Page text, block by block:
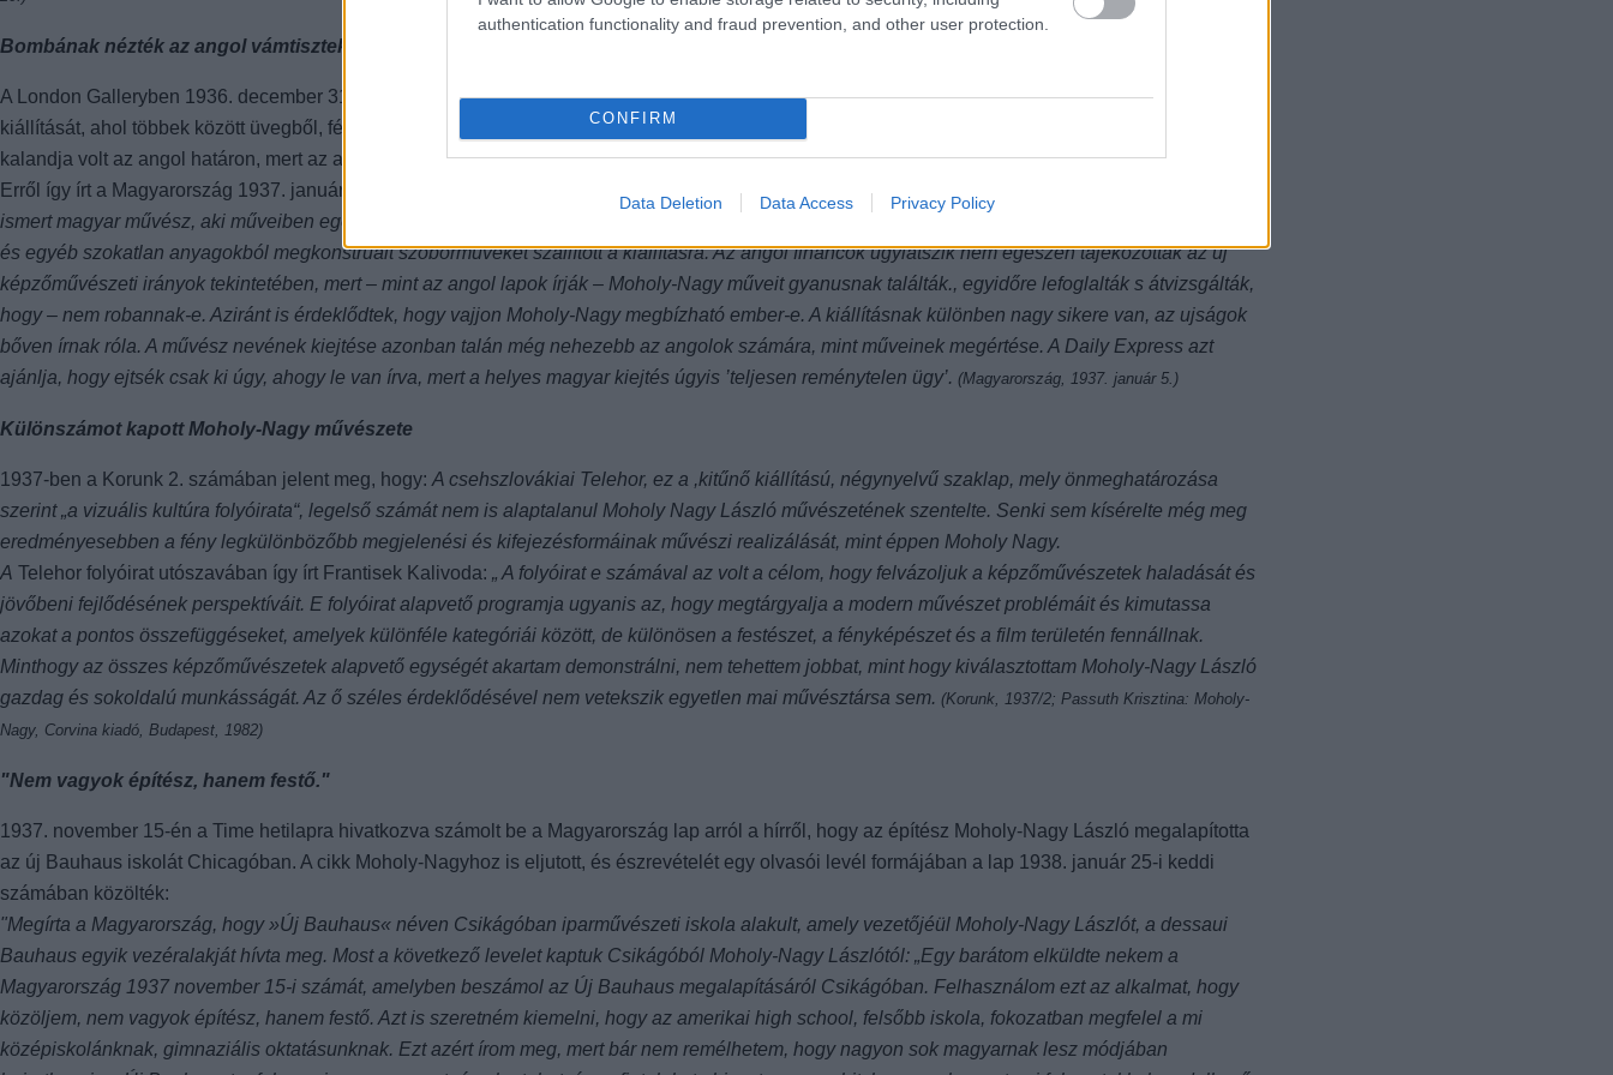
authentication functionality and fraud prevention, and other user protection.
CONFIRM
Data Deletion Data Access Privacy Policy
Bombának nézték az angol vámtisztek Moholy-Nagy műalkotásait
A London Galleryben 1936. december 31-én Walter Gropius nyitotta meg Moholy-Nagy László Paintings, Drawings, Constructionscímű
kiállítását, ahol többek között üvegből, fémlemezekből és egyéb anyagból készült szobrokat állítottak ki Londonban. A szobrok szállításával kisebb
kalandja volt az angol határon, mert az angol vámtisztek gyanúsnak találták a szobrokat.
Erről így írt a Magyarország 1937. január 5-i száma:
Egy magyar művész gyanús szobrai. Londonból jelentik: Moholy-Nagy László, a világszerte
ismert magyar művész, aki műveiben egészen új törekvéseket akar megvalósítani, kiállítást rendezett Londonban. Drótból, üvegből, fémlemezekből
és egyéb szokatlan anyagokból megkonstruált szoborműveket szállított a kiállításra. Az angol fináncok úgylátszik nem egészen tájékozottak az új
képzőművészeti irányok tekintetében, mert – mint az angol lapok írják – Moholy-Nagy műveit gyanusnak találták., egyidőre lefoglalták s átvizsgálták,
hogy – nem robannak-e. Aziránt is érdeklődtek, hogy vajjon Moholy-Nagy megbízható ember-e. A kiállításnak különben nagy sikere van, az ujságok
bőven írnak róla. A művész nevének kiejtése azonban talán még nehezebb az angolok számára, mint műveinek megértése. A Daily Express azt
ajánlja, hogy ejtsék csak ki úgy, ahogy le van írva, mert a helyes magyar kiejtés úgyis ’teljesen reménytelen ügy’. (Magyarország, 1937. január 5.)
Különszámot kapott Moholy-Nagy művészete
1937-ben a Korunk 2. számában jelent meg, hogy: A csehszlovákiai Telehor, ez a ,kitűnő kiállítású, négynyelvű szaklap, mely önmeghatározása
szerint „a vizuális kultúra folyóirata“, legelső számát nem is alaptalanul Moholy Nagy László művészetének szentelte. Senki sem kísérelte még meg
eredményesebben a fény legkülönbözőbb megjelenési és kifejezésformáinak művészi realizálását, mint éppen Moholy Nagy.
A Telehor folyóirat utószavában így írt Frantisek Kalivoda: „ A folyóirat e számával az volt a célom, hogy felvázoljuk a képzőművészetek haladását és
jövőbeni fejlődésének perspektíváit. E folyóirat alapvető programja ugyanis az, hogy megtárgyalja a modern művészet problémáit és kimutassa
azokat a pontos összefüggéseket, amelyek különféle kategóriái között, de különösen a festészet, a fényképészet és a film területén fennállnak.
Minthogy az összes képzőművészetek alapvető egységét akartam demonstrálni, nem tehettem jobbat, mint hogy kiválasztottam Moholy-Nagy László
gazdag és sokoldalú munkásságát. Az ő széles érdeklődésével nem vetekszik egyetlen mai művésztársa sem. (Korunk, 1937/2; Passuth Krisztina: Moholy-
Nagy, Corvina kiadó, Budapest, 1982)
"Nem vagyok építész, hanem festő."
1937. november 15-én a Time hetilapra hivatkozva számolt be a Magyarország lap arról a hírről, hogy az építész Moholy-Nagy László megalapította
az új Bauhaus iskolát Chicagóban. A cikk Moholy-Nagyhoz is eljutott, és észrevételét egy olvasói levél formájában a lap 1938. január 25-i keddi
számában közölték:
"Megírta a Magyarország, hogy »Új Bauhaus« néven Csikágóban iparművészeti iskola alakult, amely vezetőjéül Moholy-Nagy Lászlót, a dessaui
Bauhaus egyik vezéralakját hívta meg. Most a következő levelet kaptuk Csikágóból Moholy-Nagy Lászlótól: „Egy barátom elküldte nekem a
Magyarország 1937 november 15-i számát, amelyben beszámol az Új Bauhaus megalapításáról Csikágóban. Felhasználom ezt az alkalmat, hogy
közöljem, nem vagyok építész, hanem festő. Azt is szeretném kiemelni, hogy az amerikai high school, felsőbb iskola, fokozatban megfelel a mi
középiskolánknak, gimnaziális oktatásunknak. Ezt azért írom meg, mert bár nem remélhetem, hogy nagyon sok magyarnak lesz módjában